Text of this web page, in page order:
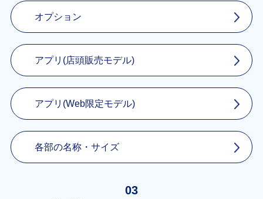
オプション
アプリ(店頭販売モデル)
アプリ(Web限定モデル)
各部の名称・サイズ
03